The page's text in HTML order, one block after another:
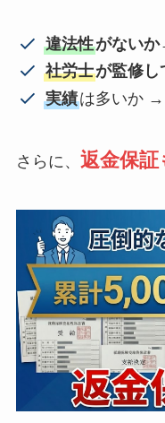
違法性がないか
社労士が監修し
実績は多いか
さらに、 返金保証